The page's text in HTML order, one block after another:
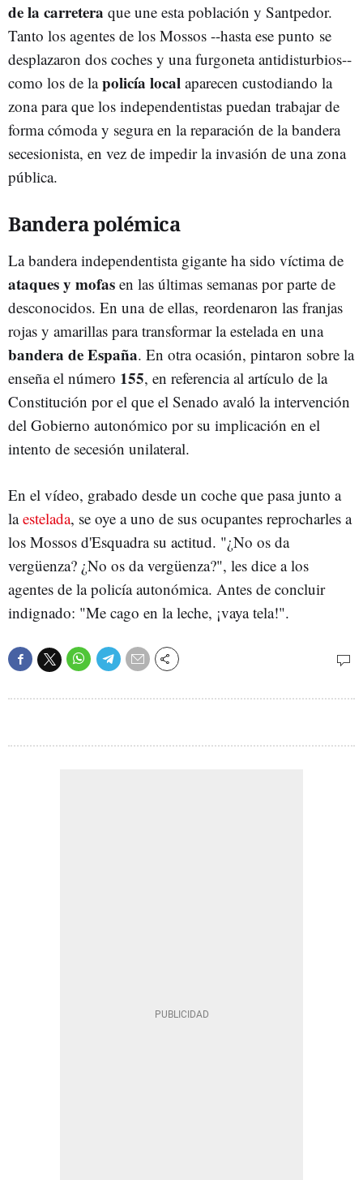
de la carretera que une esta población y Santpedor.
Tanto los agentes de los Mossos --hasta ese punto se
desplazaron dos coches y una furgoneta antidisturbios--
como los de lapolicía local aparecen custodiando la
zona para que los independentistas puedan trabajar de
forma cómoda y segura en la reparación de la bandera
secesionista, en vez de impedir la invasión de una zona
pública.
Bandera polémica
La bandera independentista gigante ha sido víctima de
ataques y mofas en las últimas semanas por parte de
desconocidos. En una de ellas, reordenaron las franjas
rojas y amarillas para transformar la estelada en una
bandera de España. En otra ocasión, pintaron sobre la
enseña el número 155, en referencia al artículo de la
Constitución por el que el Senado avaló la intervención
del Gobierno autonómico por su implicación en el
intento de secesión unilateral.
En el vídeo, grabado desde un coche que pasa junto a
laestelada, se oye a uno de sus ocupantes reprocharles a
los Mossos d'Esquadra su actitud. "¿No os da
vergüenza? ¿No os da vergüenza?", les dice a los
agentes de la policía autonómica. Antes de concluir
indignado: "Me cago en la leche, ¡vaya tela!".